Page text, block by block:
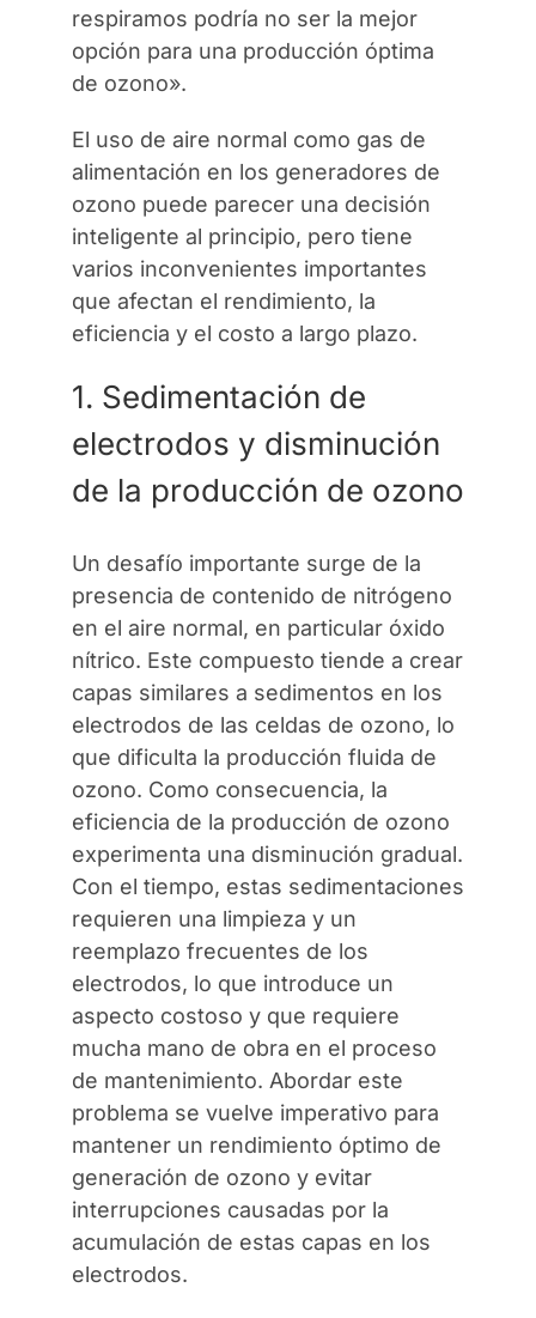
respiramos podría no ser la mejor
opción para una producción óptima
de ozono».
El uso de aire normal como gas de
alimentación en los generadores de
ozono puede parecer una decisión
inteligente al principio, pero tiene
varios inconvenientes importantes
que afectan el rendimiento, la
eficiencia y el costo a largo plazo.
1. Sedimentación de
electrodos y disminución
de la producción de ozono
Un desafío importante surge de la
presencia de contenido de nitrógeno
en el aire normal, en particular óxido
nítrico. Este compuesto tiende a crear
capas similares a sedimentos en los
electrodos de las celdas de ozono, lo
que dificulta la producción fluida de
ozono. Como consecuencia, la
eficiencia de la producción de ozono
experimenta una disminución gradual.
Con el tiempo, estas sedimentaciones
requieren una limpieza y un
reemplazo frecuentes de los
electrodos, lo que introduce un
aspecto costoso y que requiere
mucha mano de obra en el proceso
de mantenimiento. Abordar este
problema se vuelve imperativo para
mantener un rendimiento óptimo de
generación de ozono y evitar
interrupciones causadas por la
acumulación de estas capas en los
electrodos.